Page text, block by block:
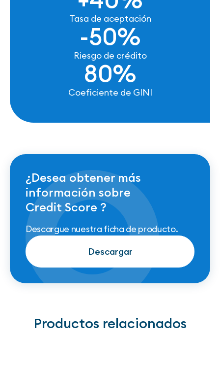
Tasa de aceptación
-50%
Riesgo de crédito
80%
Coeficiente de GINI
¿Desea obtener más
información sobre
Credit Score ?
Descargue nuestra ficha de producto.
Descargar
Descargar
Productos relacionados